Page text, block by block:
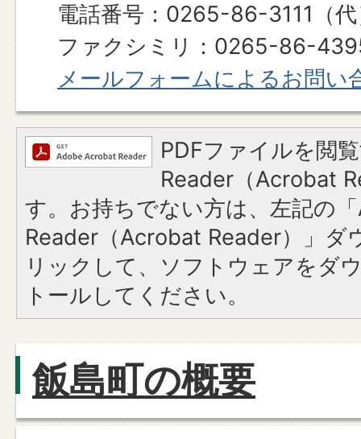
電話番号：0265-86-3111（
ファクシミリ：0265-86-
メールフォームによるお問い
PDFファイルを閲
Reader（Acrobat
す。お持ちでない方は、左記の
Reader（Acrobat Reader）」ダ
リックして、ソフトウェアをダ
トールしてください。
飯島町の概要